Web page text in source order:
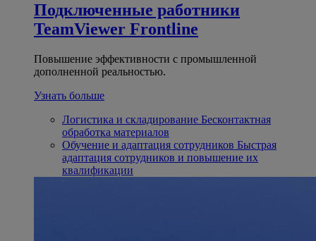
Подключенные работники
TeamViewer Frontline
Повышение эффективности с промышленной
дополненной реальностью.
Узнать больше
Логистика и складирование Бесконтактная
обработка материалов
Обучение и адаптация сотрудников Быстрая
адаптация сотрудников и повышение их
квалификации